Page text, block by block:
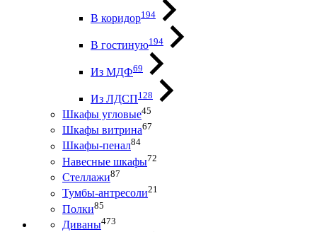
В коридор194
В гостиную194
Из МДФ69
Из ЛДСП128
Шкафы угловые45
Шкафы витрина67
Шкафы-пенал84
Навесные шкафы72
Стеллажи87
Тумбы-антресоли21
Полки85
Диваны473